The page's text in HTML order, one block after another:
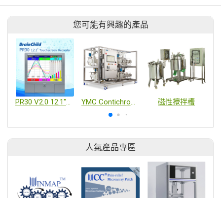
您可能有興趣的產品
PR30 V2.0 12.1"觸控型記錄器 YMC Contichrom TWIN 製備級雙管柱連續式層析純化系統 磁性攪拌槽
人氣產品專區